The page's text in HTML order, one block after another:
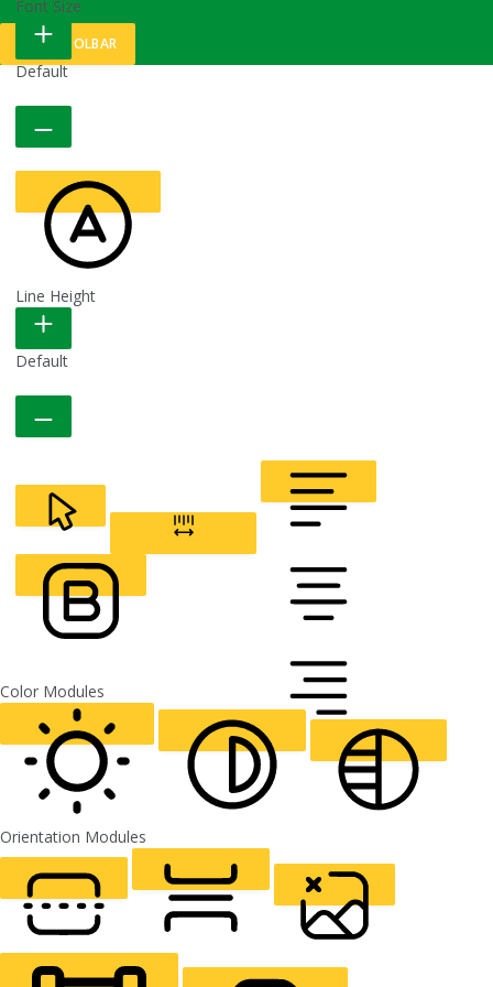
HIDE TOOLBAR
Default
READABLE FONT
Default
CURSOR LETTER SPACING
ALIGN TEXT
LIGHT CONTRAST
Orientation Modules
READING LINE READING MASK HIDE IMAGES